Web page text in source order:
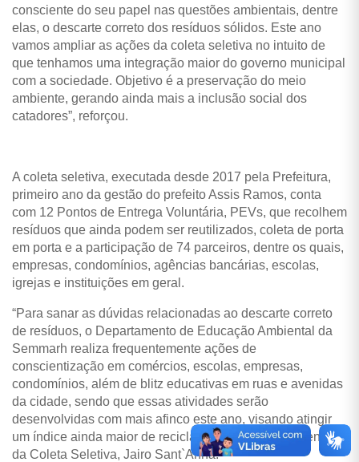
consciente do seu papel nas questões ambientais, dentre
elas, o descarte correto dos resíduos sólidos. Este ano
vamos ampliar as ações da coleta seletiva no intuito de
que tenhamos uma integração maior do governo municipal
com a sociedade. Objetivo é a preservação do meio
ambiente, gerando ainda mais a inclusão social dos
catadores”, reforçou.
A coleta seletiva, executada desde 2017 pela Prefeitura,
primeiro ano da gestão do prefeito Assis Ramos, conta
com 12 Pontos de Entrega Voluntária, PEVs, que recolhem
resíduos que ainda podem ser reutilizados, coleta de porta
em porta e a participação de 74 parceiros, dentre os quais,
empresas, condomínios, agências bancárias, escolas,
igrejas e instituições em geral.
“Para sanar as dúvidas relacionadas ao descarte correto
de resíduos, o Departamento de Educação Ambiental da
Semmarh realiza frequentemente ações de
conscientização em comércios, escolas, empresas,
condomínios, além de blitz educativas em ruas e avenidas
da cidade, sendo que essas atividades serão
desenvolvidas com mais afinco este ano, visando atingir
um índice ainda maior de recicláveis”, disse o coordenador
da Coleta Seletiva, Jairo Sant`Anna.